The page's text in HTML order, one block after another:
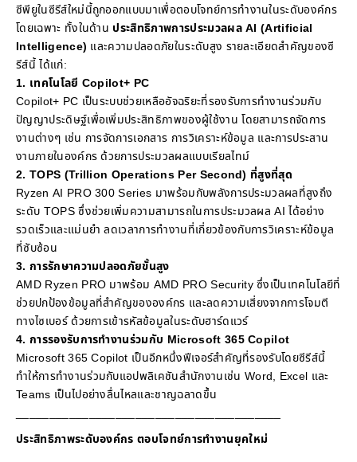
ซีพียูในซีรีส์ใหม่นี้ถูกออกแบบมาเพื่อตอบโจทย์การทำงานในระดับองค์กร
โดยเฉพาะ ทั้งในด้าน ประสิทธิภาพการประมวลผล AI (Artificial
Intelligence) และความปลอดภัยในระดับสูง รายละเอียดสำคัญของซี
รีส์นี้ ได้แก่:
1. เทคโนโลยี Copilot+ PC
Copilot+ PC เป็นระบบช่วยเหลืออัจฉริยะที่รองรับการทำงานร่วมกับ
ปัญญาประดิษฐ์เพื่อเพิ่มประสิทธิภาพของผู้ใช้งาน โดยสามารถจัดการ
งานต่างๆ เช่น การจัดการเอกสาร การวิเคราะห์ข้อมูล และการประสาน
งานภายในองค์กร ด้วยการประมวลผลแบบเรียลไทม์
2. TOPS (Trillion Operations Per Second) ที่สูงที่สุด
Ryzen AI PRO 300 Series มาพร้อมกับพลังการประมวลผลที่สูงถึง
ระดับ TOPS ซึ่งช่วยเพิ่มความสามารถในการประมวลผล AI ได้อย่าง
รวดเร็วและแม่นยำ ลดเวลาการทำงานที่เกี่ยวข้องกับการวิเคราะห์ข้อมูล
ที่ซับซ้อน
3. การรักษาความปลอดภัยขั้นสูง
AMD Ryzen PRO มาพร้อม AMD PRO Security ซึ่งเป็นเทคโนโลยีที่
ช่วยปกป้องข้อมูลที่สำคัญขององค์กร และลดความเสี่ยงจากการโจมตี
ทางไซเบอร์ ด้วยการเข้ารหัสข้อมูลในระดับฮาร์ดแวร์
4. การรองรับการทำงานร่วมกับ Microsoft 365 Copilot
Microsoft 365 Copilot เป็นอีกหนึ่งฟีเจอร์สำคัญที่รองรับโดยซีรีส์นี้
ทำให้การทำงานร่วมกับแอปพลิเคชันสำนักงานเช่น Word, Excel และ
Teams เป็นไปอย่างลื่นไหลและชาญฉลาดขึ้น
ประสิทธิภาพระดับองค์กร ตอบโจทย์การทำงานยุคใหม่